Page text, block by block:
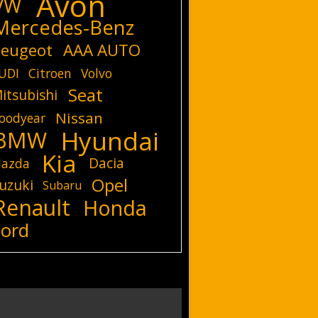
Benz
AAA AUTO
Citroen Volvo
Seat
Nissan
Hyundai
Kia
Dacia
Subaru Opel
Honda